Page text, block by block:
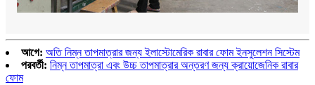
আগে: অতি নিম্ন তাপমাত্রার জন্য ইলাস্টোমেরিক রাবার ফোম ইনসুলেশন সিস্টেম
পরবর্তী: নিম্ন তাপমাত্রা এবং উচ্চ তাপমাত্রার অন্তরণ জন্য ক্রায়োজেনিক রাবার
ফোম